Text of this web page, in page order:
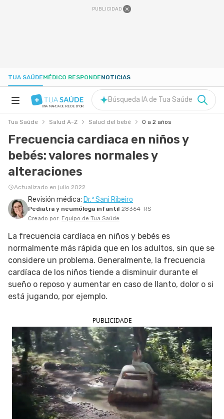
PUBLICIDAD
TUA SAÚDEMÉDICO RESPONDENOTICIAS
NUTRICIÓN
EMBARAZO
BIENESTAR
SIGUE TUA SAÚDE EN LAS REDES SOCIALES
UNA MARCA DE REDE D'OR
Búsqueda IA de Tua Saúde
Tua Saúde Salud A-Z Salud del bebé 0 a 2 años
Frecuencia cardiaca en niños y
bebés: valores normales y
alteraciones
Actualizado en julio 2022
Revisión médica: Dr.ª Sani Ribeiro
Pediatra y neumóloga infantil 28364-RS
Creado por: Equipo de Tua Saúde
La frecuencia cardíaca en niños y bebés es
normalmente más rápida que en los adultos, sin que se
considere un problema. Generalmente, la frecuencia
cardíaca de los niños tiende a disminuir durante el
sueño o reposo y aumentar en caso de llanto, dolor o si
está jugando, por ejemplo.
PUBLICIDADE